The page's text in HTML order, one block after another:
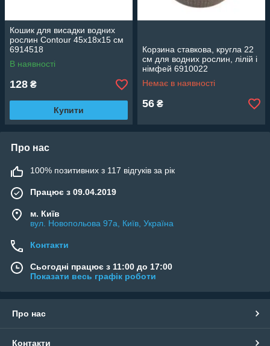
Кошик для висадки водних
рослин Contour 45x18x15 см
6914518
В наявності
128 ₴
Купити
Корзина ставкова, кругла 22
см для водних рослин, лілій і
німфей 6910022
Немає в наявності
56 ₴
Про нас
100% позитивних з 117 відгуків за рік
Працює з 09.04.2019
м. Київ
вул. Новопольова 97а, Київ, Україна
Контакти
Сьогодні працює з 11:00 до 17:00
Показати весь графік роботи
Про нас
Контакти